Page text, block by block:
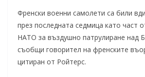
Френски военни самолети са били
през последната седмица като част
НАТО за въздушно патрулиране над
съобщи говорител на френските
цитиран от Ройтерс.